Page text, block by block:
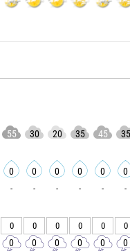
55 30 20 35 45 35
0 0 0 0 0 0
- - - - - -
0 0 0 0 0 0
0 0 0 0 0 0